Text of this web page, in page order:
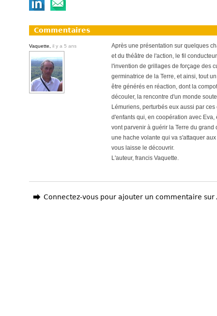
Commentaires
Vaquette, il y a 5 ans
Après une présentation sur quelques
et du théâtre de l'action, le fil
l'invention de grillages de forçage des
germinatrice de la Terre, et ainsi, tout
être générés en réaction, dont la
découler, la rencontre d'un monde
Lémuriens, perturbés eux aussi par
d'enfants qui, en coopération avec
vont parvenir à guérir la Terre du
une hache volante qui va s'attaquer
vous laisse le découvrir.
L'auteur, francis Vaquette.
Connectez-vous pour ajouter un commentaire sur